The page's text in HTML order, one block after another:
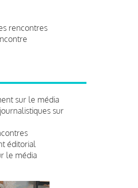
rencontres
sur le média
sur
éditorial
le média